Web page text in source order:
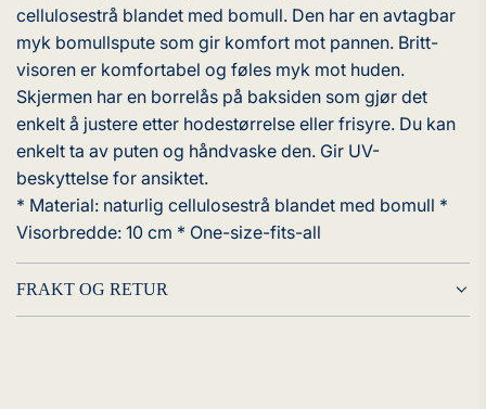
cellulosestrå blandet med bomull. Den har en avtagbar
myk bomullspute som gir komfort mot pannen. Britt-
visoren er komfortabel og føles myk mot huden.
Skjermen har en borrelås på baksiden som gjør det
enkelt å justere etter hodestørrelse eller frisyre. Du kan
enkelt ta av puten og håndvaske den. Gir UV-
beskyttelse for ansiktet.
* Material: naturlig cellulosestrå blandet med bomull *
Visorbredde: 10 cm * One-size-fits-all
FRAKT OG RETUR